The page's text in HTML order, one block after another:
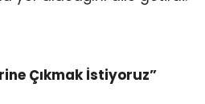
Çıkmak İstiyoruz”